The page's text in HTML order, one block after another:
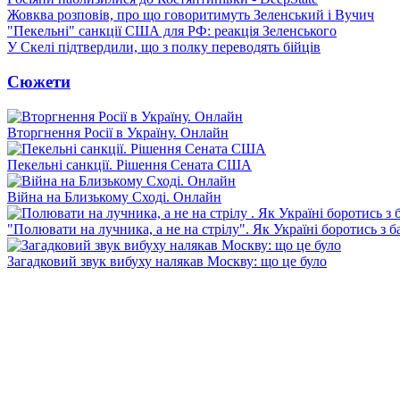
Жовква розповів, про що говоритимуть Зеленський і Вучич
"Пекельні" санкції США для РФ: реакція Зеленського
У Скелі підтвердили, що з полку переводять бійців
Сюжети
Вторгнення Росії в Україну. Онлайн
Пекельні санкції. Рішення Сената США
Війна на Близькому Сході. Онлайн
"Полювати на лучника, а не на стрілу". Як Україні боротись з
Загадковий звук вибуху налякав Москву: що це було